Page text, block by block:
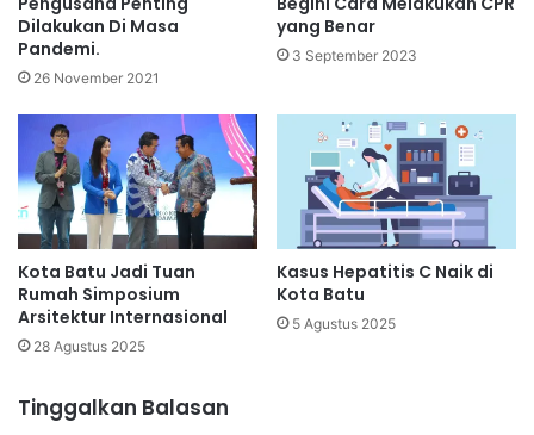
Dilakukan Di Masa
Pandemi.
26 November 2021
yang Benar
3 September 2023
Kota Batu Jadi Tuan
Rumah Simposium
Arsitektur Internasional
28 Agustus 2025
Kasus Hepatitis C Naik di
Kota Batu
5 Agustus 2025
Tinggalkan Balasan